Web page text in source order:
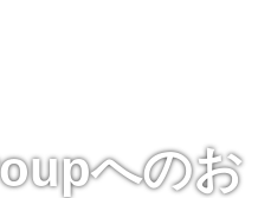
へのお